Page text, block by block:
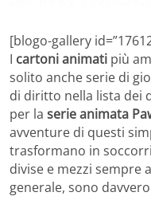
[blogo-gallery
I cartoni animati più
solito anche serie di
di diritto nella lista dei
per la serie animata
avventure di questi
trasformano in
divise e mezzi sempre
generale, sono